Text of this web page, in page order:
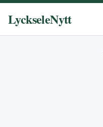
LyckseleNytt